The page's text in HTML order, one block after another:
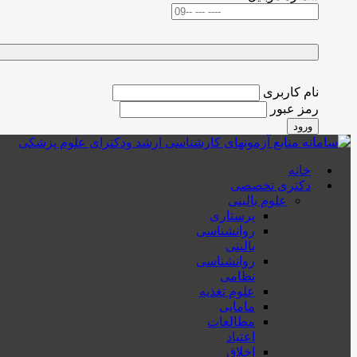
نام کاربری
رمز عبور
ورود
خانه
دکتری تخصصی
علوم بالینی
پرستاری
روانشناسی
بالینی
روانشناسی
نظامی
علوم تغذیه
مامایی
مطالعات
اعتیاد
اخلاق